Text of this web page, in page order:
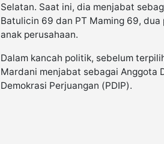
Selatan. Saat ini, dia menjabat
Batulicin 69 dan PT Maming 69,
anak perusahaan.
Dalam kancah politik, sebelum
Mardani menjabat sebagai Anggota
Demokrasi Perjuangan (PDIP).